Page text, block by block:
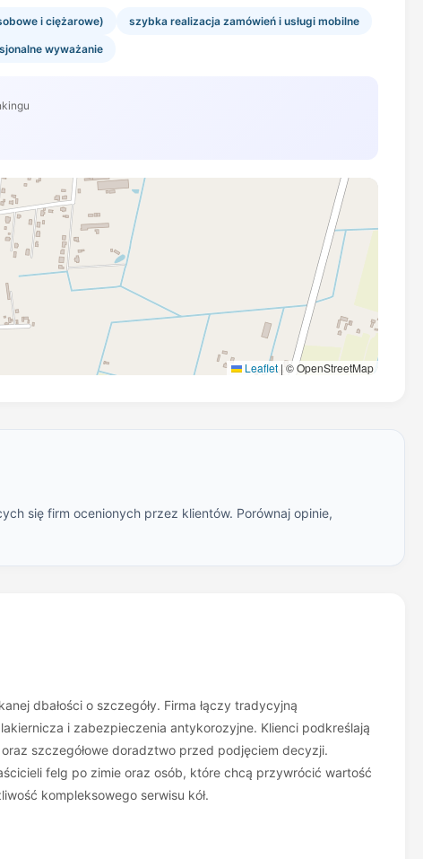
i ciężarowe) szybka realizacja zamówień i usługi mobilne
wyważanie
Leaflet | © OpenStreetMap
się firm ocenionych przez klientów. Porównaj opinie,
dbałości o szczegóły. Firma łączy tradycyjną
i zabezpieczenia antykorozyjne. Klienci podkreślają
szczegółowe doradztwo przed podjęciem decyzji.
felg po zimie oraz osób, które chcą przywrócić wartość
kompleksowego serwisu kół.